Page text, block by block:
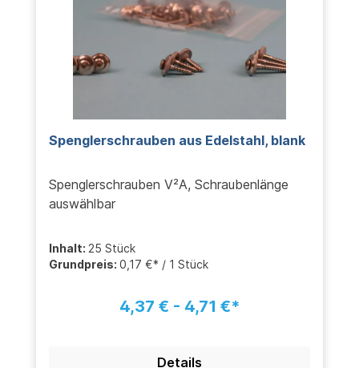
Spenglerschrauben aus Edelstahl, blank
Spenglerschrauben V²A, Schraubenlänge
auswählbar
Inhalt: 25 Stück
Grundpreis: 0,17 €* / 1 Stück
4,37 € - 4,71 €*
Details